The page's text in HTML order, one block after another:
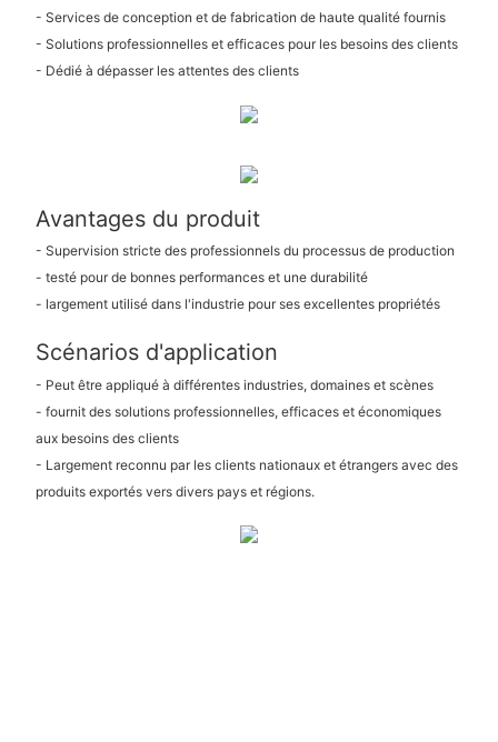
- Services de conception et de fabrication de haute qualité fournis
- Solutions professionnelles et efficaces pour les besoins des clients
- Dédié à dépasser les attentes des clients
Avantages du produit
- Supervision stricte des professionnels du processus de production
- testé pour de bonnes performances et une durabilité
- largement utilisé dans l'industrie pour ses excellentes propriétés
Scénarios d'application
- Peut être appliqué à différentes industries, domaines et scènes
- fournit des solutions professionnelles, efficaces et économiques
aux besoins des clients
- Largement reconnu par les clients nationaux et étrangers avec des
produits exportés vers divers pays et régions.